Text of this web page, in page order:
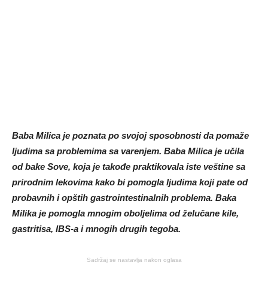
Baba Milica je poznata po svojoj sposobnosti da pomaže
ljudima sa problemima sa varenjem. Baba Milica je učila
od bake Sove, koja je takođe praktikovala iste veštine sa
prirodnim lekovima kako bi pomogla ljudima koji pate od
probavnih i opštih gastrointestinalnih problema. Baka
Milika je pomogla mnogim oboljelima od želučane kile,
gastritisa, IBS-a i mnogih drugih tegoba.
Sadržaj se nastavlja nakon oglasa